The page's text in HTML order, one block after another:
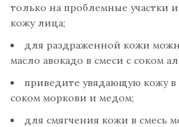
только на проблемные участки
кожу лица;
для раздраженной кожи
масло авокадо в смеси с соком
приведите увядающую кожу в
соком моркови и медом;
для смягчения кожи в смесь